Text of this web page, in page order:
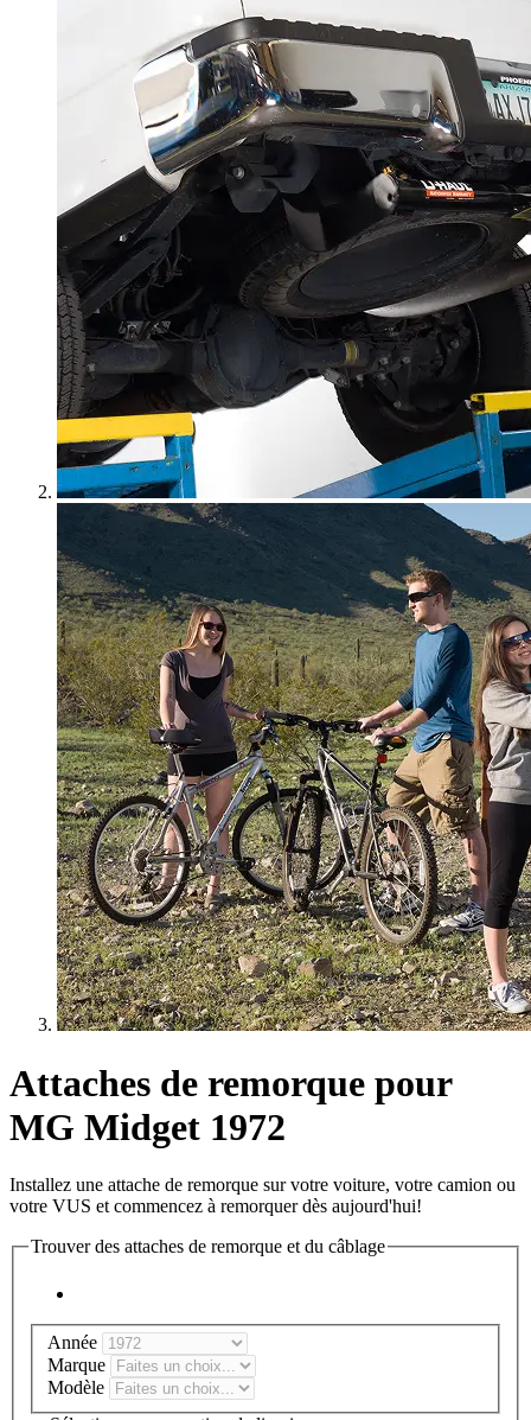
Attaches de remorque pour
MG Midget 1972
Installez une attache de remorque sur votre voiture, votre camion ou
votre VUS et commencez à remorquer dès aujourd'hui!
Trouver des attaches de remorque et du câblage
Année
Marque
Modèle